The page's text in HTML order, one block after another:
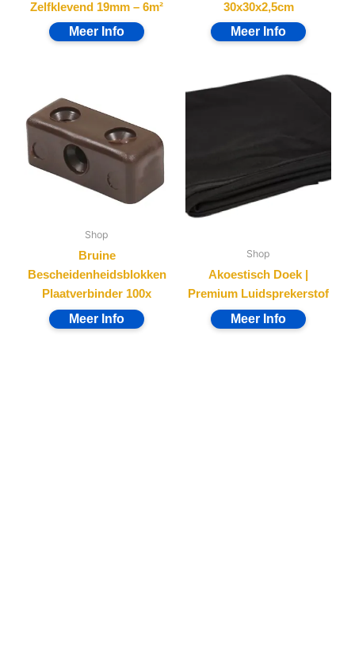
Zelfklevend 19mm – 6m²
30x30x2,5cm
Shop
Bruine
Bescheidenheidsblokken
Plaatverbinder 100x
Shop
Akoestisch Doek |
Premium Luidsprekerstof